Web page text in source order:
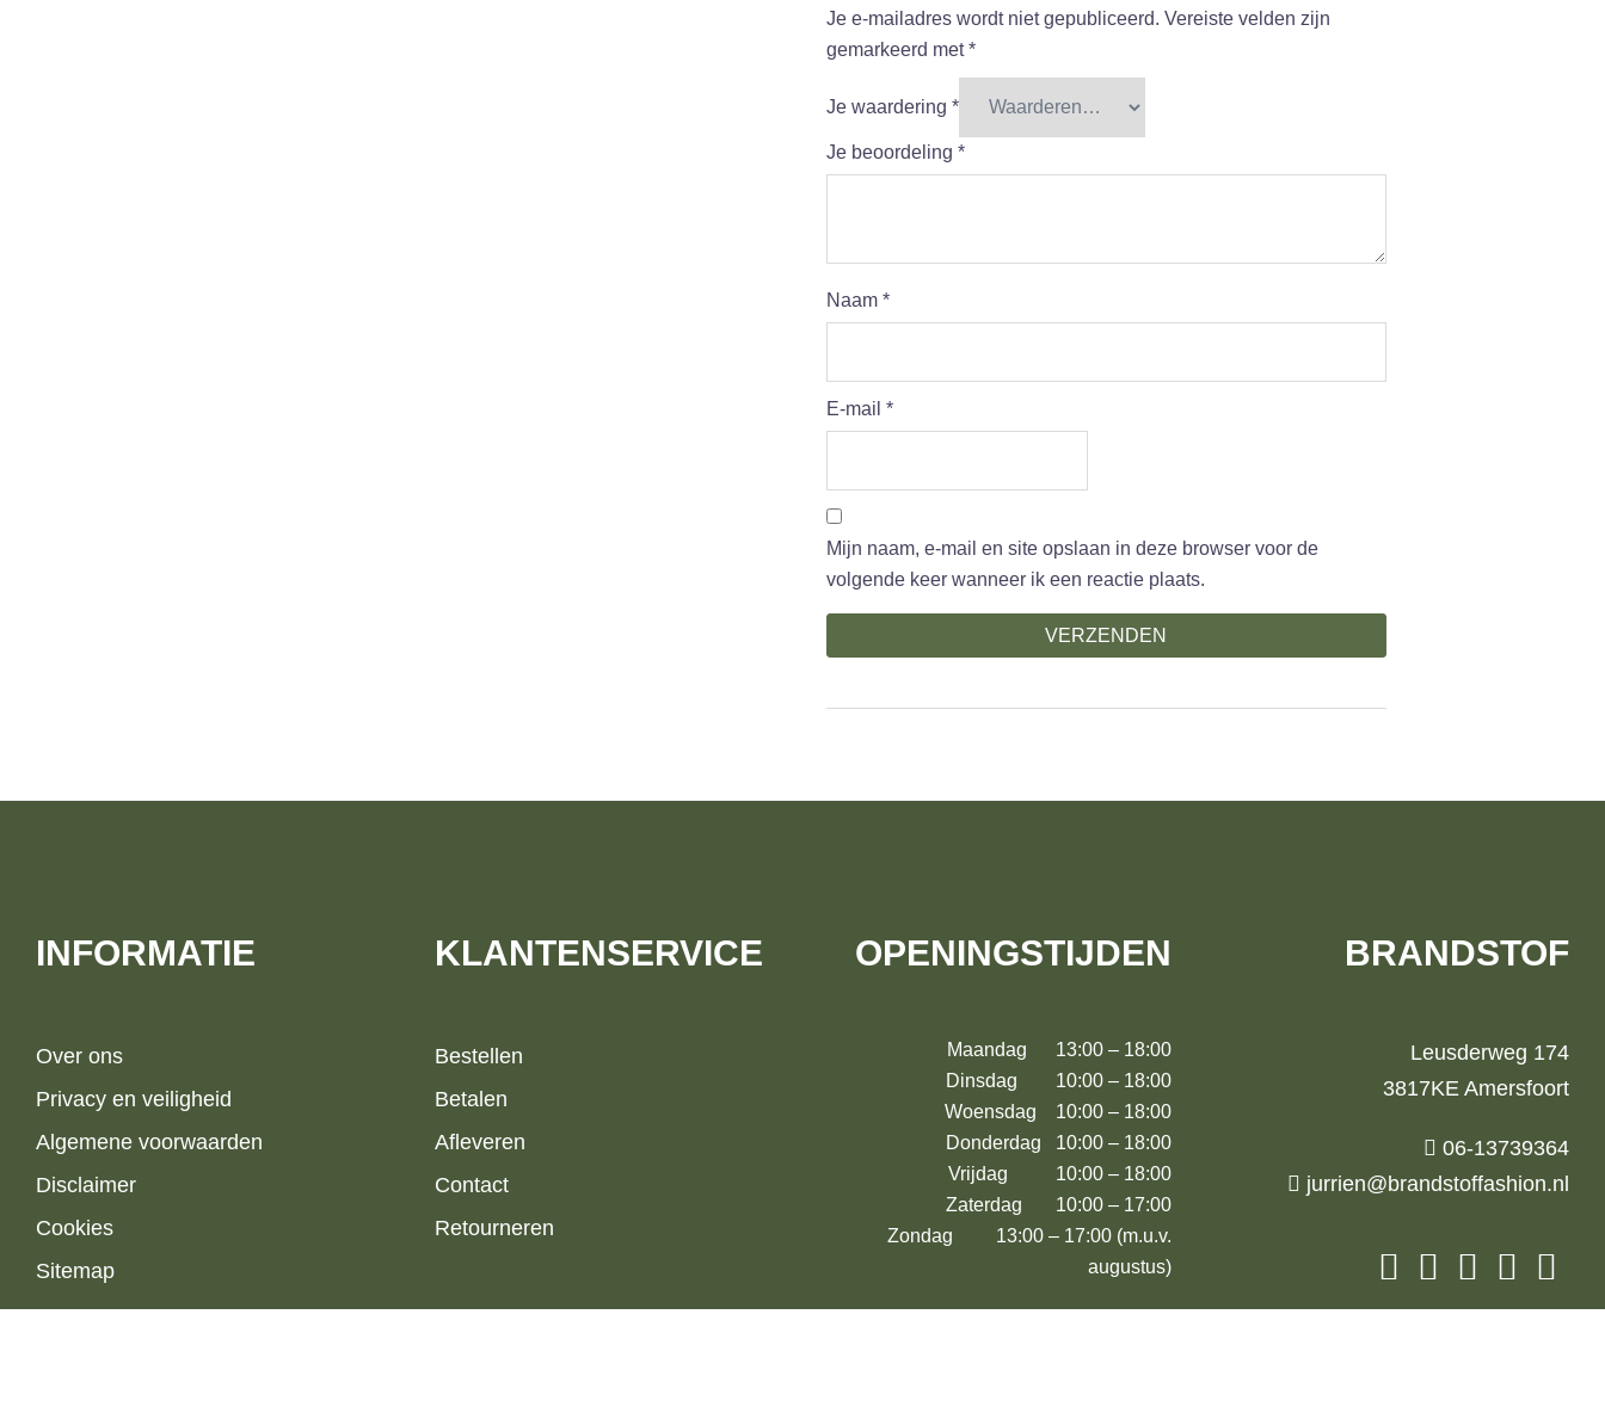
Je e-mailadres wordt niet gepubliceerd. Vereiste velden zijn
gemarkeerd met*
Je waardering *
Je beoordeling *
Naam *
E-mail *
Mijn naam, e-mail en site opslaan in deze browser voor de
volgende keer wanneer ik een reactie plaats.
INFORMATIE
Over ons
Privacy en veiligheid
Algemene voorwaarden
Disclaimer
Cookies
Sitemap
KLANTENSERVICE
Bestellen
Betalen
Afleveren
Contact
Retourneren
OPENINGSTIJDEN
Maandag 13:00 – 18:00
Dinsdag 10:00 – 18:00
Woensdag 10:00 – 18:00
Donderdag 10:00 – 18:00
Vrijdag 10:00 – 18:00
Zaterdag 10:00 – 17:00
Zondag 13:00 – 17:00 (m.u.v.
augustus)
BRANDSTOF
Leusderweg 174
3817KE Amersfoort
06-13739364
jurrien@brandstoffashion.nl